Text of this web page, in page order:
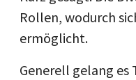
Rollen, wodurch
ermöglicht.
Generell gelang es